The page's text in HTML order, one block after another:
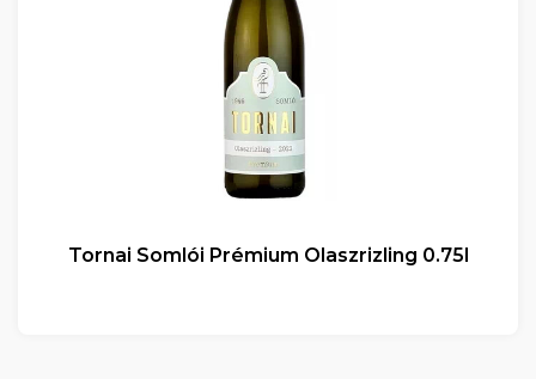
Tornai Somlói Prémium Olaszrizling 0.75l